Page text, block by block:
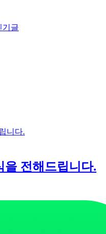
기글
니다.
을 전해드립니다.